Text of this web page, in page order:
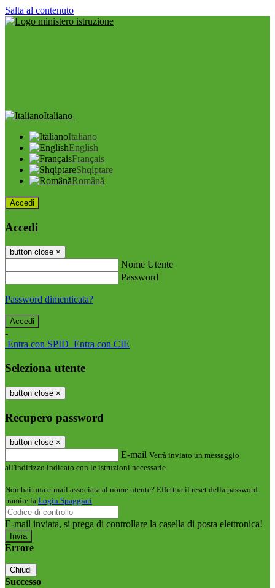
Salta al contenuto
Italiano
Italiano
English
Français
Shqiptare
Română
Accedi
Accedi
button close ×
Nome Utente
Password
Password dimenticata?
-
Entra con SPID Entra con CIE
Seleziona utente
button close ×
Recupero password
button close ×
E-mail Verrà inviato un messaggio
all'indirizzo indicato con le istruzioni necessarie.
Non hai una e-mail associata al nome utente? Effettua il reset della password
tramite la Login Spaggiari
E-mail inviata, si prega di controllare la casella di posta elettronica!
Errore
Chiudi
Successo